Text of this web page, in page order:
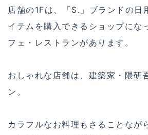
店舗の1Fは、「S.」ブランドの日
イテムを購入できるショップにな
フェ・レストランがあります。
おしゃれな店舗は、建築家・隈研
ン。
カラフルなお料理もさることなが